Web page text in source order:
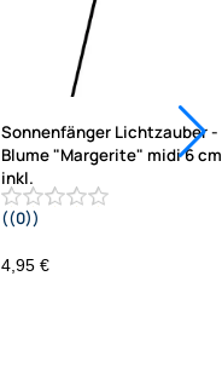
Sonnenfänger Lichtzauber -
Blume "Margerite" midi 6 cm
inkl.
25 cm Stab orange
((0))
4,95 €